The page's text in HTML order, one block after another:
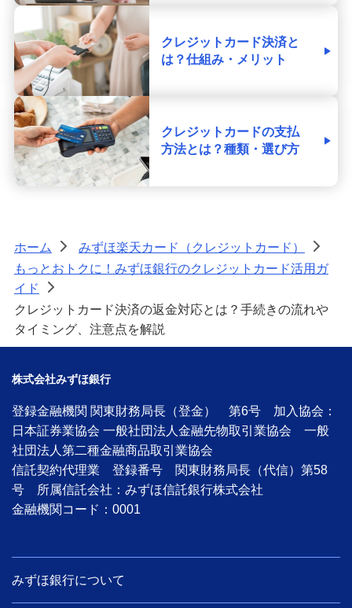
クレジットカード決済と
は？仕組み・メリット
クレジットカードの支払
方法とは？種類・選び方
ホーム > みずほ楽天カード（クレジットカード）
>
もっとおトクに！みずほ銀行のクレジットカード活用ガ
イド
>
クレジットカード決済の返金対応とは？手続きの流れや
タイミング、注意点を解説
株式会社みずほ銀行
登録金融機関 関東財務局長（登金） 第6号 加入協会：
日本証券業協会 一般社団法人金融先物取引業協会 一般
社団法人第二種金融商品取引業協会
信託契約代理業 登録番号 関東財務局長（代信）第58
号 所属信託会社：みずほ信託銀行株式会社
金融機関コード：0001
みずほ銀行について